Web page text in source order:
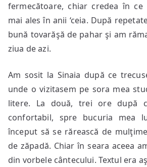
fermecătoare, chiar credea în
mai ales în anii ‘ceia. După
bună tovarăşă de pahar şi am
ziua de azi.
Am sosit la Sinaia după ce
unde o vizitasem pe sora mea
litere. La două, trei ore după
confortabil, spre bucuria mea
început să se rărească de
de zăpadă. Chiar în seara aceea
din vorbele cântecului. Textul era